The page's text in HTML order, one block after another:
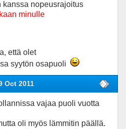
kanssa nopeusrajoitus
minulle
että olet
syytön osapuoli
Oct 2011
vajaa puoli vuotta
oli myös lämmitin päällä.